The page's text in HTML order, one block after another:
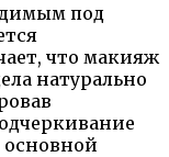
под
что макияж
натурально
основной